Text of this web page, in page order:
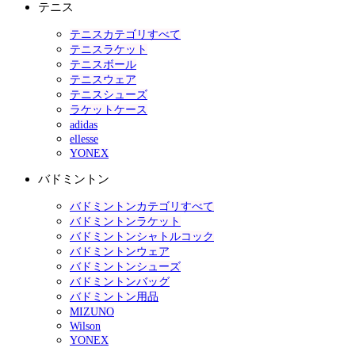
テニス
テニスカテゴリすべて
テニスラケット
テニスボール
テニスウェア
テニスシューズ
ラケットケース
adidas
ellesse
YONEX
バドミントン
バドミントンカテゴリすべて
バドミントンラケット
バドミントンシャトルコック
バドミントンウェア
バドミントンシューズ
バドミントンバッグ
バドミントン用品
MIZUNO
Wilson
YONEX